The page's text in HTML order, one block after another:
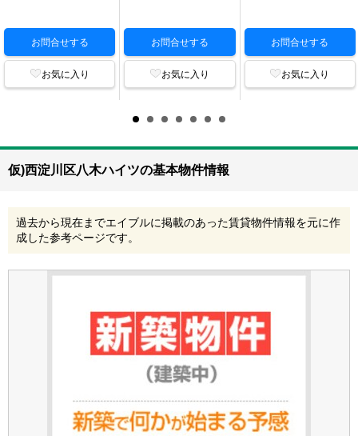
お問合せする
お気に入り
お問合せする
お気に入り
お問合せする
お気に入り
仮)西淀川区八木ハイツの基本物件情報
過去から現在までエイブルに掲載のあった賃貸物件情報を元に作
成した参考ページです。